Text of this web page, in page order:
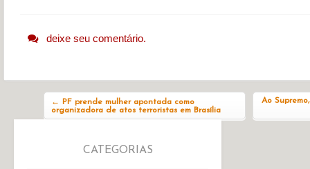
deixe seu comentário.
←
PF prende mulher apontada como
organizadora de atos terroristas em Brasília
Ao
CATEGORIAS